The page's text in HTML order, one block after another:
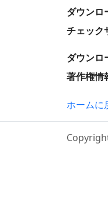
ダウンロ
チェック
ダウンロ
著作権情
ホームに